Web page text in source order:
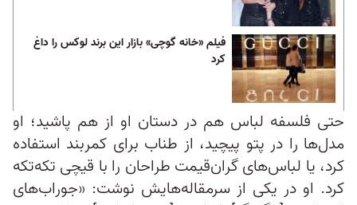
فیلم «خانه گوچی» بازار این برند لوکس را داغ
کرد
حتی فلسفه لباس هم در دستان او از هم پاشید؛ او
مدل‌ها را در پتو پیچید، از طناب برای کمربند استفاده
کرد، یا لباس‌های گران‌قیمت طراحان را با قیچی تکه‌تکه
کرد. او در یکی از سرمقاله‌هایش نوشت: «جوراب‌های